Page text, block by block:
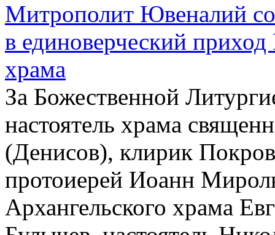
Митрополит Ювеналий
в единоверческий
храма
За Божественной
настоятель храма
(Денисов), клирик
протоиерей Иоанн
Архангельского храма